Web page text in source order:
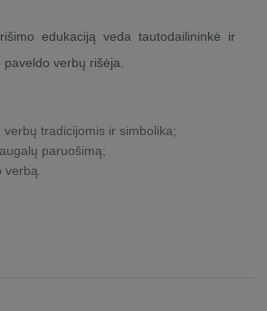
edukaciją veda tautodailininkė ir
verbų rišėja.
verbų tradicijomis ir simbolika;
paruošimą;